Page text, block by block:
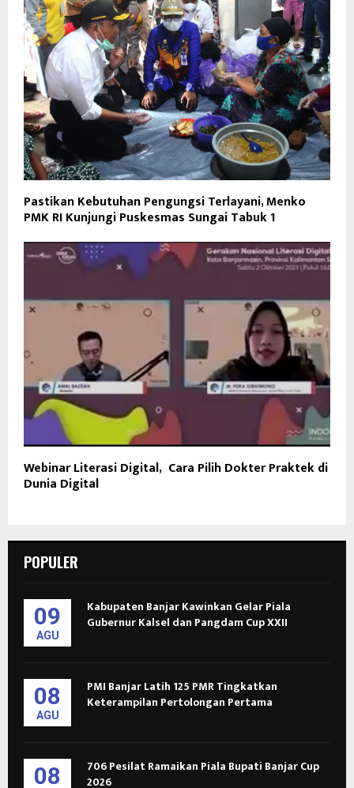
Pastikan Kebutuhan Pengungsi Terlayani, Menko
PMK RI Kunjungi Puskesmas Sungai Tabuk 1
Webinar Literasi Digital, Cara Pilih Dokter Praktek di
Dunia Digital
POPULER
09
AGU
Kabupaten Banjar Kawinkan Gelar Piala
Gubernur Kalsel dan Pangdam Cup XXII
08
AGU
PMI Banjar Latih 125 PMR Tingkatkan
Keterampilan Pertolongan Pertama
08
706 Pesilat Ramaikan Piala Bupati Banjar Cup
2026